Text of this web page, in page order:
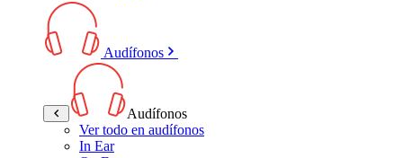
Audífonos
Audífonos
Ver todo en audífonos
In Ear